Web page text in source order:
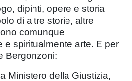
dipinti, opere e storia
di altre storie, altre
comunque
e spiritualmente arte. E per
Bergonzoni:
Ministero della Giustizia,